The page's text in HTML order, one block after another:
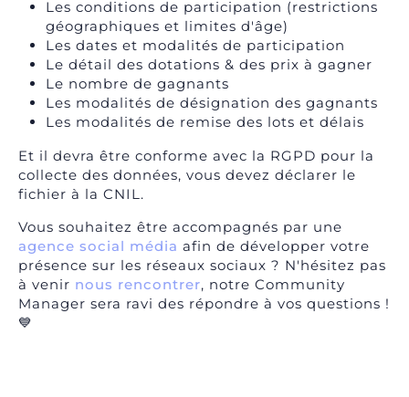
Les conditions de participation (restrictions
géographiques et limites d'âge)
Les dates et modalités de participation
Le détail des dotations & des prix à gagner
Le nombre de gagnants
Les modalités de désignation des gagnants
Les modalités de remise des lots et délais
Et il devra être conforme avec la RGPD pour la
collecte des données, vous devez déclarer le
fichier à la CNIL.
Vous souhaitez être accompagnés par une
agence social média afin de développer votre
présence sur les réseaux sociaux ? N'hésitez pas
à venir nous rencontrer, notre Community
Manager sera ravi des répondre à vos questions !
💙